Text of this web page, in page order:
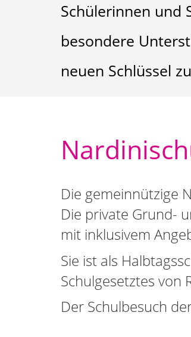
Schülerinnen und
besondere
neuen Schlüssel
Die gemeinnützige
Die private Grund-
mit inklusivem
Sie ist als
Schulgesetztes von
Der Schulbesuch